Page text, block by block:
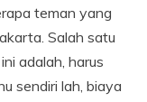
teman yang
Salah satu
adalah, harus
sendiri lah, biaya